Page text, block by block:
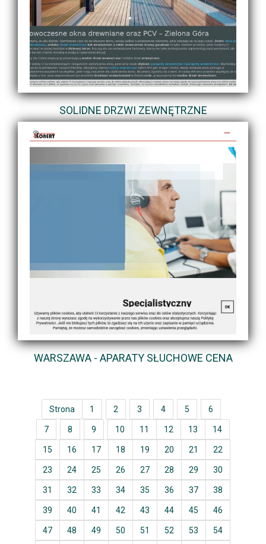
SOLIDNE DRZWI ZEWNĘTRZNE
WARSZAWA - APARATY SŁUCHOWE CENA
Strona 1 2 3 4 5 6
7 8 9 10 11 12 13 14
15 16 17 18 19 20 21 22
23 24 25 26 27 28 29 30
31 32 33 34 35 36 37 38
39 40 41 42 43 44 45 46
47 48 49 50 51 52 53 54